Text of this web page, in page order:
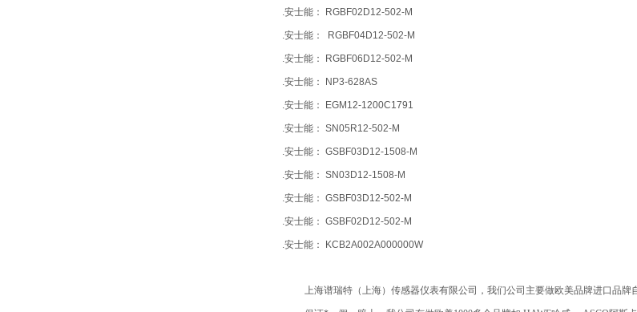
.安士能： RGBF02D12-502-M
.安士能： RGBF04D12-502-M
.安士能： RGBF06D12-502-M
.安士能： NP3-628AS
.安士能： EGM12-1200C1791
.安士能： SN05R12-502-M
.安士能： GSBF03D12-1508-M
.安士能： SN03D12-1508-M
.安士能： GSBF03D12-502-M
.安士能： GSBF02D12-502-M
.安士能： KCB2A002A000000W
上海谱瑞特（上海）传感器仪表有限公司，我们公司主要做欧美品牌进口品